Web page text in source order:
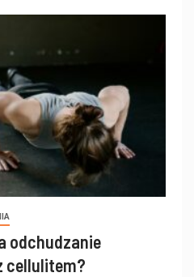
odchudzanie
cellulitem?